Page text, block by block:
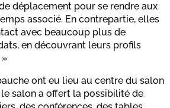
déplacement pour se rendre aux
associé. En contrepartie, elles
avec beaucoup plus de
en découvrant leurs profils
ont eu lieu au centre du salon
le salon a offert la possibilité de